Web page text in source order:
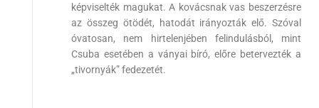
képviselték magukat. A kovácsnak vas beszerzésre
az összeg ötödét, hatodát irányozták elő. Szóval
óvatosan, nem hirtelenjében felindulásból, mint
Csuba esetében a ványai bíró, előre betervezték a
„tivornyák” fedezetét.